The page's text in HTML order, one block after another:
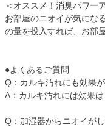
＜オススメ！消臭パワー
お部屋のニオイが気にな
の量を投入すれば、お部
●よくあるご質問
Q：カルキ汚れにも効果
A：カルキ汚れには効果は
Q：加湿器からニオイが